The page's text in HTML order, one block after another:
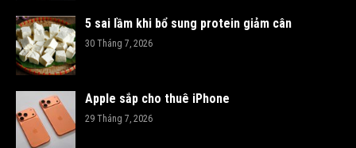
5 sai lầm khi bổ sung protein giảm cân
30 Tháng 7, 2026
Apple sắp cho thuê iPhone
29 Tháng 7, 2026